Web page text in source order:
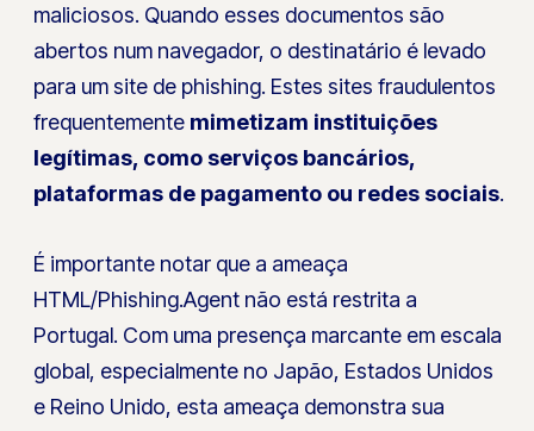
maliciosos. Quando esses documentos são
abertos num navegador, o destinatário é levado
para um site de phishing. Estes sites fraudulentos
frequentemente mimetizam instituições
legítimas, como serviços bancários,
plataformas de pagamento ou redes sociais.
É importante notar que a ameaça
HTML/Phishing.Agent não está restrita a
Portugal. Com uma presença marcante em escala
global, especialmente no Japão, Estados Unidos
e Reino Unido, esta ameaça demonstra sua